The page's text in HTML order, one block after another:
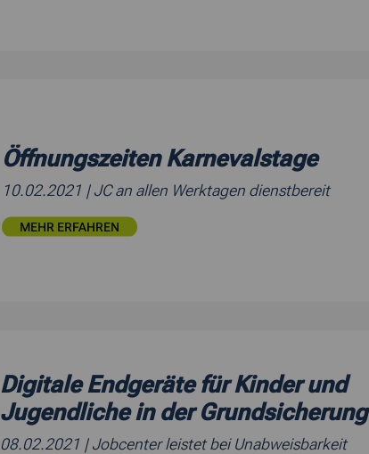
Öffnungszeiten Karnevalstage
10.02.2021 | JC an allen Werktagen dienstbereit
MEHR ERFAHREN
Digitale Endgeräte für Kinder und
Jugendliche in der Grundsicherung
08.02.2021 | Jobcenter leistet bei Unabweisbarkeit